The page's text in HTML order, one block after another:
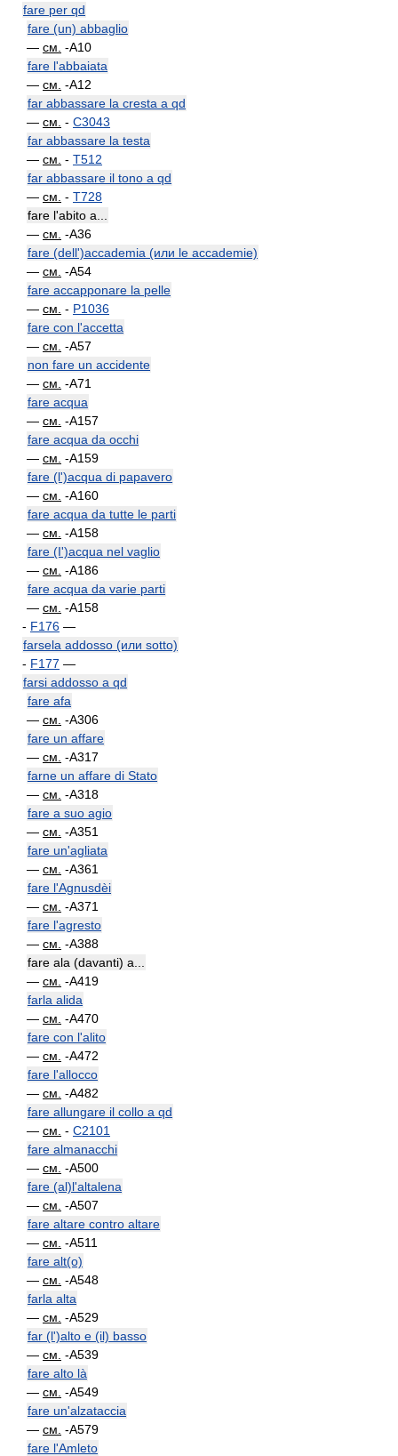
fare per qd
fare (un) abbaglio
— см. -A10
fare l'abbaiata
— см. -A12
far abbassare la cresta a qd
— см. - C3043
far abbassare la testa
— см. - T512
far abbassare il tono a qd
— см. - T728
fare l'abito a...
— см. -A36
fare (dell')accademia (или le accademie)
— см. -A54
fare accapponare la pelle
— см. - P1036
fare con l'accetta
— см. -A57
non fare un accidente
— см. -A71
fare acqua
— см. -A157
fare acqua da occhi
— см. -A159
fare (l')acqua di papavero
— см. -A160
fare acqua da tutte le parti
— см. -A158
fare (I')acqua nel vaglio
— см. -A186
fare acqua da varie parti
— см. -A158
- F176 —
farsela addosso (или sotto)
- F177 —
farsi addosso a qd
fare afa
— см. -A306
fare un affare
— см. -A317
farne un affare di Stato
— см. -A318
fare a suo agio
— см. -A351
fare un'agliata
— см. -A361
fare l'Agnusdèi
— см. -A371
fare l'agresto
— см. -A388
fare ala (davanti) a...
— см. -A419
farla alida
— см. -A470
fare con l'alito
— см. -A472
fare l'allocco
— см. -A482
fare allungare il collo a qd
— см. - C2101
fare almanacchi
— см. -A500
fare (al)l'altalena
— см. -A507
fare altare contro altare
— см. -A511
fare alt(o)
— см. -A548
farla alta
— см. -A529
far (l')alto e (il) basso
— см. -A539
fare alto là
— см. -A549
fare un'alzataccia
— см. -A579
fare l'Amleto